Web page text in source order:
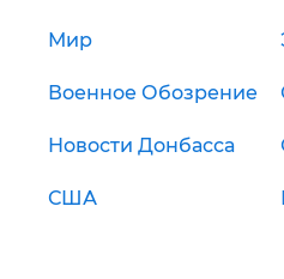
Мир
Военное Обозрение
Новости Донбасса
США